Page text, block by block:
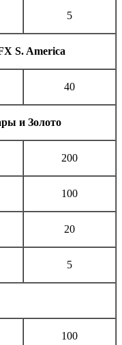
5
S. America
40
и Золото
200
100
20
5
100